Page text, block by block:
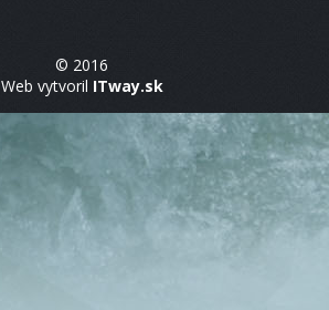
© 2016
Web vytvoril ITway.sk